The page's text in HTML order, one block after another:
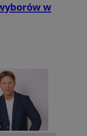
w